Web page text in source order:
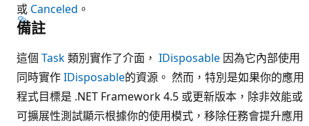
或 Canceled 。
備註
這個 Task類別實作了介面， IDisposable 因為它內部使用
同時實作IDisposable的資源。 然而，特別是如果你的應用
程式目標是 .NET Framework 4.5 或更新版本，除非效能或
可擴展性測試顯示根據你的使用模式，移除任務會提升應用